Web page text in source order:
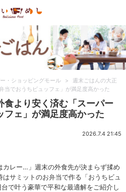
・ショッピングモール >
週末ごはんの大正
当でおうちビュッフェ」が満足度高かった
食より安く済む「スーパー
フェ」が満足度高かった
2026.7.4 21:45
カレー…」週末の外食先が決まらず揉め
サミットのお弁当で作る「おうちビュ
で叶う豪華で平和な最適解をご紹介し